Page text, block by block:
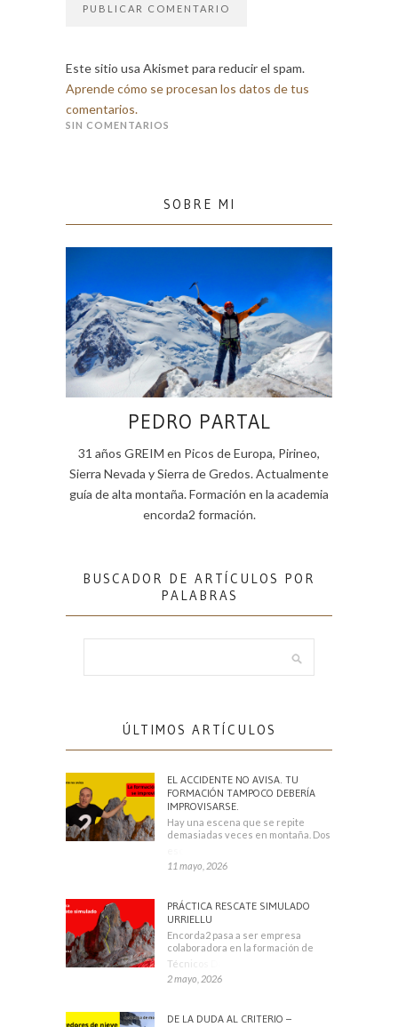
Este sitio usa Akismet para reducir el spam.
Aprende cómo se procesan los datos de tus
comentarios.
SIN COMENTARIOS
SOBRE MI
PEDRO PARTAL
31 años GREIM en Picos de Europa, Pirineo,
Sierra Nevada y Sierra de Gredos. Actualmente
guía de alta montaña. Formación en la academia
encorda2 formación.
BUSCADOR DE ARTÍCULOS POR
PALABRAS
ÚLTIMOS ARTÍCULOS
EL ACCIDENTE NO AVISA. TU
FORMACIÓN TAMPOCO DEBERÍA
IMPROVISARSE.
Hay una escena que se repite
demasiadas veces en montaña. Dos
11 mayo, 2026
PRÁCTICA RESCATE SIMULADO
URRIELLU
Encorda2 pasa a ser empresa
colaboradora en la formación de
Técnicos Deportivos
2 mayo, 2026
DE LA DUDA AL CRITERIO –